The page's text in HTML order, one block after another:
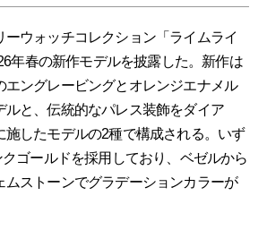
ーウォッチコレクション「ライムライ
年春の新作モデルを披露した。新作は
エングレービングとオレンジエナメル
ルと、伝統的なパレス装飾をダイア
施したモデルの2種で構成される。いず
ゴールドを採用しており、ベゼルから
ムストーンでグラデーションカラーが